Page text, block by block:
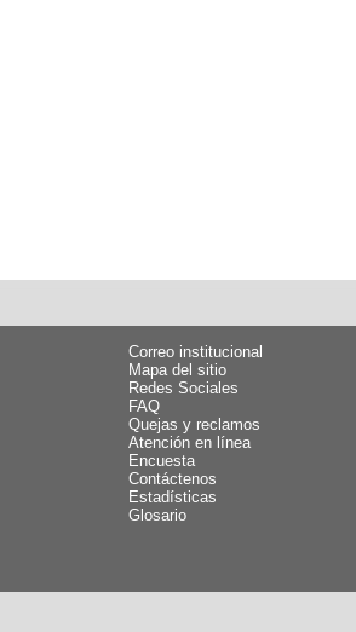
Correo institucional
Mapa del sitio
Redes Sociales
FAQ
Quejas y reclamos
Atención en línea
Encuesta
Contáctenos
Estadísticas
Glosario